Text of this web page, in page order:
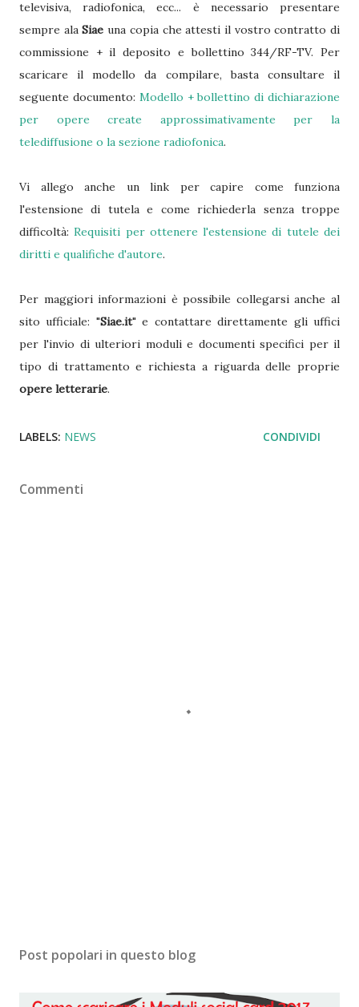
televisiva, radiofonica, ecc... è necessario presentare
sempre alaSiae una copia che attesti il vostro contratto di
commissione + il deposito e bollettino 344/RF-TV. Per
scaricare il modello da compilare, basta consultare il
seguente documento: Modello + bollettino di dichiarazione
per opere create approssimativamente per la
telediffusione o la sezione radiofonica.
Vi allego anche un link per capire come funziona
l'estensione di tutela e come richiederla senza troppe
difficoltà:Requisiti per ottenere l'estensione di tutele dei
diritti e qualifiche d'autore.
Per maggiori informazioni è possibile collegarsi anche al
sito ufficiale: "Siae.it" e contattare direttamente gli uffici
per l'invio di ulteriori moduli e documenti specifici per il
tipo di trattamento e richiesta a riguarda delle proprie
opere letterarie.
LABELS: NEWS CONDIVIDI
Commenti
Post popolari in questo blog